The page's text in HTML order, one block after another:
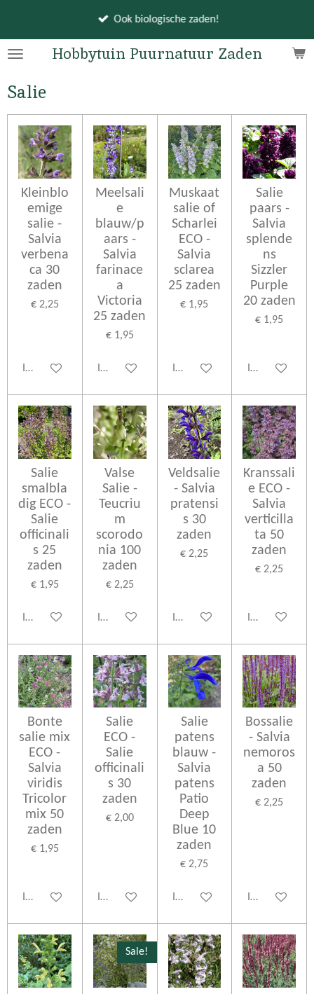
naar
hoofdinhoud
Hobbytuin Puurnatuur Zaden
Ook biologische zaden!
Salie
Kleinblo
emige
salie -
Salvia
verbena
ca 30
zaden
€ 2,25
In winkelwagen
Meelsali
e
blauw/p
aars -
Salvia
farinace
a
Victoria
25 zaden
€ 1,95
In winkelwagen
Muskaat
salie of
Scharlei
ECO -
Salvia
sclarea
25 zaden
€ 1,95
In winkelwagen
Salie
paars -
Salvia
splende
ns
Sizzler
Purple
20 zaden
€ 1,95
In
Salie
smalbla
dig ECO -
Salie
officinali
s 25
zaden
€ 1,95
In winkelwagen
Valse
Salie -
Teucriu
m
scorodo
nia 100
zaden
€ 2,25
In winkelwagen
Veldsalie
- Salvia
pratensi
s 30
zaden
€ 2,25
In winkelwagen
Kranssali
e ECO -
Salvia
verticilla
ta 50
zaden
€ 2,25
In
Bonte
salie mix
ECO -
Salvia
viridis
Tricolor
mix 50
zaden
€ 1,95
In winkelwagen
Salie
ECO -
Salie
officinali
s 30
zaden
€ 2,00
In winkelwagen
Salie
patens
blauw -
Salvia
patens
Patio
Deep
Blue 10
zaden
€ 2,75
In winkelwagen
Bossalie
- Salvia
nemoros
a 50
zaden
€ 2,25
In
Sale!